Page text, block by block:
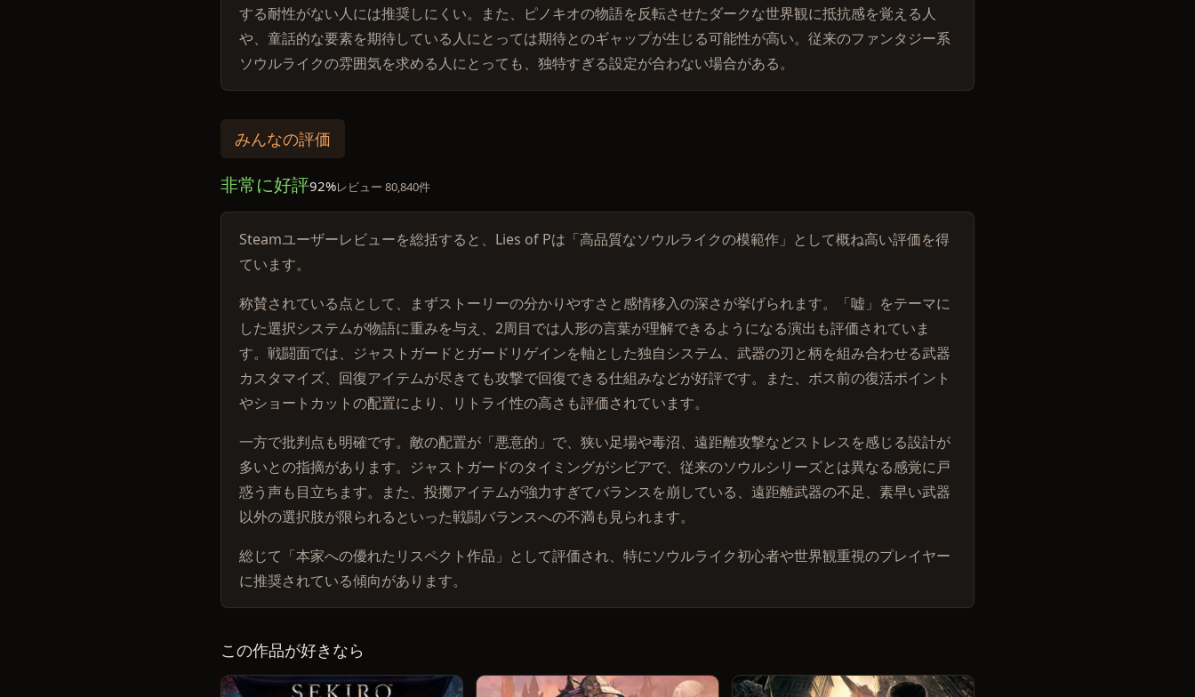
する耐性がない人には推奨しにくい。また、ピノキオの物語を反転させたダークな世界観に抵抗感を覚える人
や、童話的な要素を期待している人にとっては期待とのギャップが生じる可能性が高い。従来のファンタジー系
ソウルライクの雰囲気を求める人にとっても、独特すぎる設定が合わない場合がある。
みんなの評価
非常に好評92%レビュー 80,840件
Steamユーザーレビューを総括すると、Lies of Pは「高品質なソウルライクの模範作」として概ね高い評価を得
ています。
称賛されている点として、まずストーリーの分かりやすさと感情移入の深さが挙げられます。「嘘」をテーマに
した選択システムが物語に重みを与え、2周目では人形の言葉が理解できるようになる演出も評価されていま
す。戦闘面では、ジャストガードとガードリゲインを軸とした独自システム、武器の刃と柄を組み合わせる武器
カスタマイズ、回復アイテムが尽きても攻撃で回復できる仕組みなどが好評です。また、ボス前の復活ポイント
やショートカットの配置により、リトライ性の高さも評価されています。
一方で批判点も明確です。敵の配置が「悪意的」で、狭い足場や毒沼、遠距離攻撃などストレスを感じる設計が
多いとの指摘があります。ジャストガードのタイミングがシビアで、従来のソウルシリーズとは異なる感覚に戸
惑う声も目立ちます。また、投擲アイテムが強力すぎてバランスを崩している、遠距離武器の不足、素早い武器
以外の選択肢が限られるといった戦闘バランスへの不満も見られます。
総じて「本家への優れたリスペクト作品」として評価され、特にソウルライク初心者や世界観重視のプレイヤー
に推奨されている傾向があります。
この作品が好きなら